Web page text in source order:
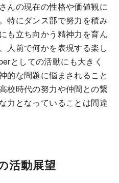
んの現在の性格や価値観に
特にダンス部で努力を積み
も立ち向かう精神力を育ん
人前で何かを表現する楽し
としての活動にも大きく
的な問題に悩まされること
校時代の努力や仲間との繋
力となっていることは間違
活動展望